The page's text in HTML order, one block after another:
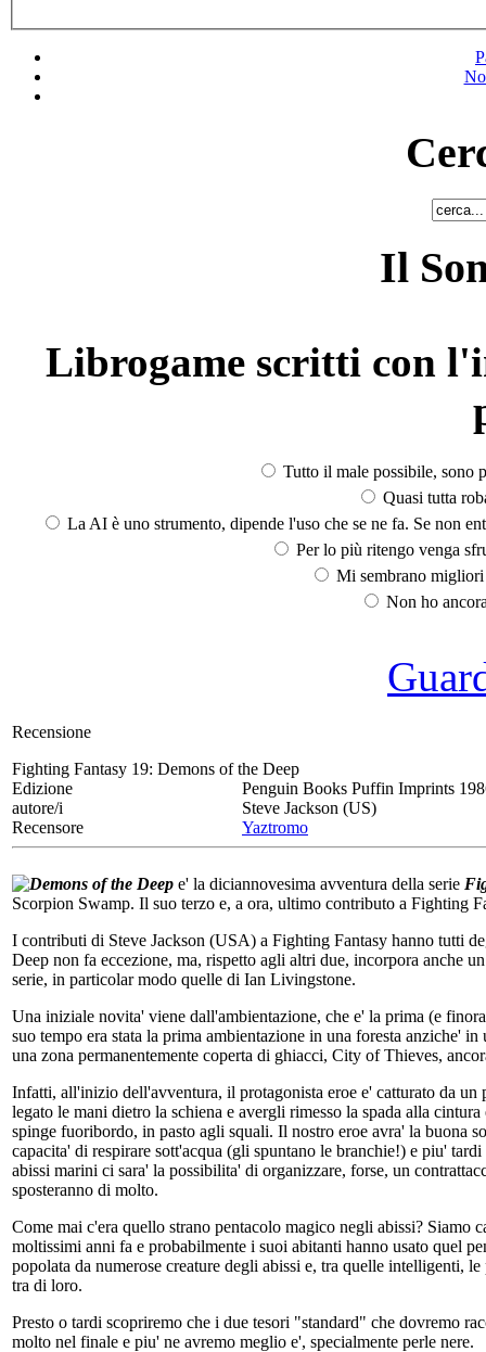
Il
Librogame scritti con
Tutto il male possibile, sono
Quasi tutta
La AI è uno strumento, dipende l'uso che se ne fa. Se non
Per lo più ritengo venga
Mi sembrano
Non ho
Recensione
Fighting Fantasy 19: Demons of the Deep
Edizione
Penguin Books Puffin Imprints
autore/i
Steve Jackson (US)
Recensore
Yaztromo
Demons of the Deep e' la diciannovesima avventura della serie
Scorpion Swamp. Il suo terzo e, a ora, ultimo contributo a Fighting
I contributi di Steve Jackson (USA) a Fighting Fantasy hanno tutti
Deep non fa eccezione, ma, rispetto agli altri due, incorpora anche
serie, in particolar modo quelle di Ian Livingstone.
Una iniziale novita' viene dall'ambientazione, che e' la prima (e
suo tempo era stata la prima ambientazione in una foresta anziche'
una zona permanentemente coperta di ghiacci, City of Thieves,
Infatti, all'inizio dell'avventura, il protagonista eroe e' catturato da
legato le mani dietro la schiena e avergli rimesso la spada alla
spinge fuoribordo, in pasto agli squali. Il nostro eroe avra' la buona
capacita' di respirare sott'acqua (gli spuntano le branchie!) e piu'
abissi marini ci sara' la possibilita' di organizzare, forse, un
sposteranno di molto.
Come mai c'era quello strano pentacolo magico negli abissi?
moltissimi anni fa e probabilmente i suoi abitanti hanno usato quel
popolata da numerose creature degli abissi e, tra quelle
tra di loro.
Presto o tardi scopriremo che i due tesori "standard" che dovremo
molto nel finale e piu' ne avremo meglio e', specialmente perle nere.